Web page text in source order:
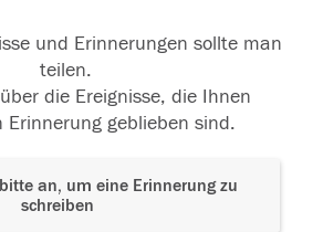
und Erinnerungen sollte man
teilen.
die Ereignisse, die Ihnen
Erinnerung geblieben sind.
an, um eine Erinnerung zu
schreiben